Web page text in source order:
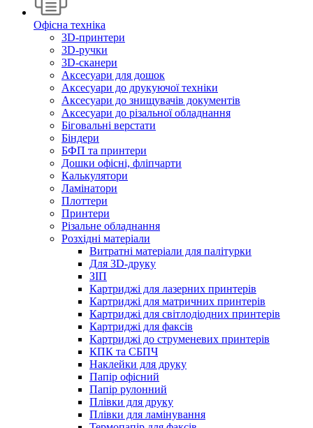
Офісна техніка
3D-принтери
3D-ручки
3D-сканери
Аксесуари для дошок
Аксесуари до друкуючої техніки
Аксесуари до знищувачів документів
Аксесуари до різальної обладнання
Біговальні верстати
Біндери
БФП та принтери
Дошки офісні, фліпчарти
Калькулятори
Ламінатори
Плоттери
Принтери
Різальне обладнання
Розхідні матеріали
Витратні матеріали для палітурки
Для 3D-друку
ЗІП
Картриджі для лазерних принтерів
Картриджі для матричних принтерів
Картриджі для світлодіодних принтерів
Картриджі для факсів
Картриджі до струменевих принтерів
КПК та СБПЧ
Наклейки для друку
Папір офісний
Папір рулонний
Плівки для друку
Плівки для ламінування